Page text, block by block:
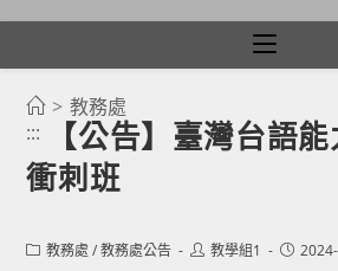
> 教務處
:::
【公告】臺灣台語
衝刺班
Post教務處 / 教務處公告
Post教學組1
Post